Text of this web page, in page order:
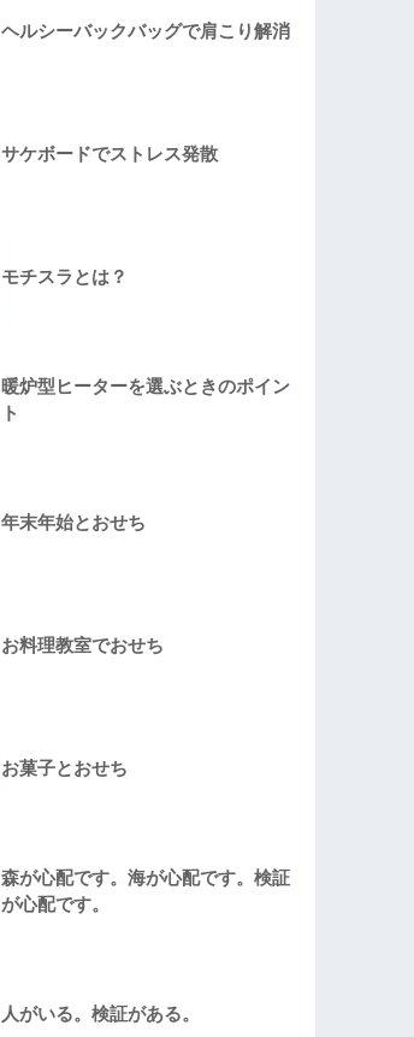
ヘルシーバックバッグで肩こり解消
サケボードでストレス発散
モチスラとは？
暖炉型ヒーターを選ぶときのポイン
ト
年末年始とおせち
お料理教室でおせち
お菓子とおせち
森が心配です。海が心配です。検証
が心配です。
人がいる。検証がある。